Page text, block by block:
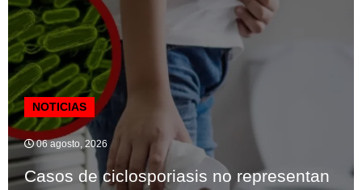
NOTICIAS
06 agosto, 2026
Casos de ciclosporiasis no representan